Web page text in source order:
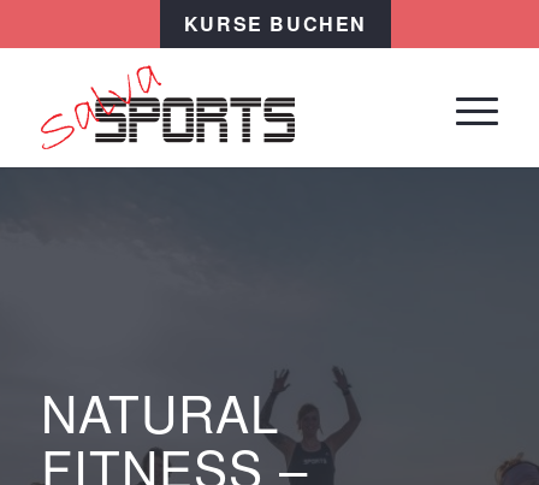
KURSE BUCHEN
NATURAL
FITNESS –